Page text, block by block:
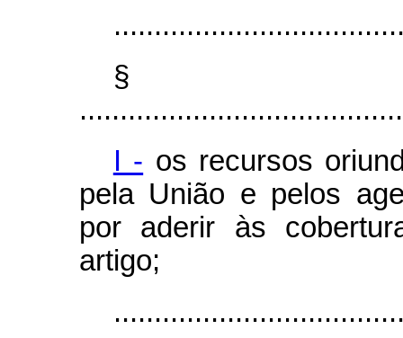
§
I - os recursos
pela União e pelos
por aderir às
artigo;